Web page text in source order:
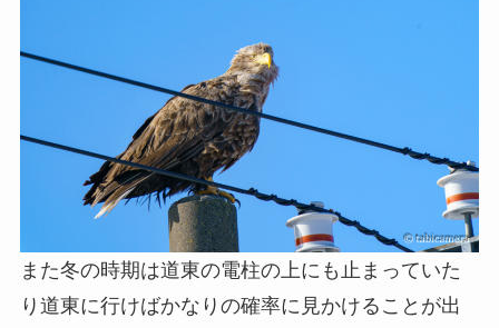
また冬の時期は道東の電柱の上にも止まっていた
り道東に行けばかなりの確率に見かけることが出